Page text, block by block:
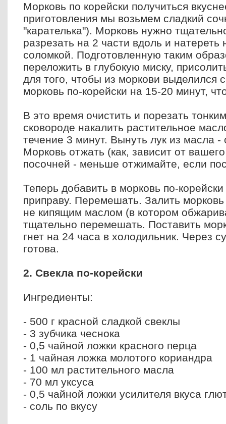
Морковь по корейски получиться
приготовления мы возьмем сладкий
"карателька"). Морковь нужно
разрезать на 2 части вдоль и натереть
соломкой. Подготовленную таким
переложить в глубокую миску,
для того, чтобы из моркови выделился
морковь по-корейски на 15-20 минут,
В это время очистить и порезать
сковороде накалить растительное
течение 3 минут. Вынуть лук из масла
Морковь отжать (как, зависит от
посочней - меньше отжимайте, если
Теперь добавить в морковь по-
приправу. Перемешать. Залить
не кипящим маслом (в котором
тщательно перемешать. Поставить
гнет на 24 часа в холодильник. Через
готова.
2. Свекла по-корейски
Ингредиенты:
- 500 г красной сладкой свеклы
- 3 зубчика чеснока
- 0,5 чайной ложки красного перца
- 1 чайная ложка молотого кориандра
- 100 мл растительного масла
- 70 мл уксуса
- 0,5 чайной ложки усилителя вкуса
- соль по вкусу